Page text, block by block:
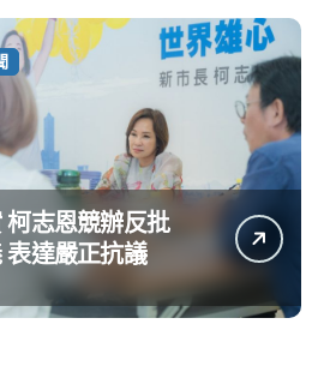
志恩競辦反批
達嚴正抗議